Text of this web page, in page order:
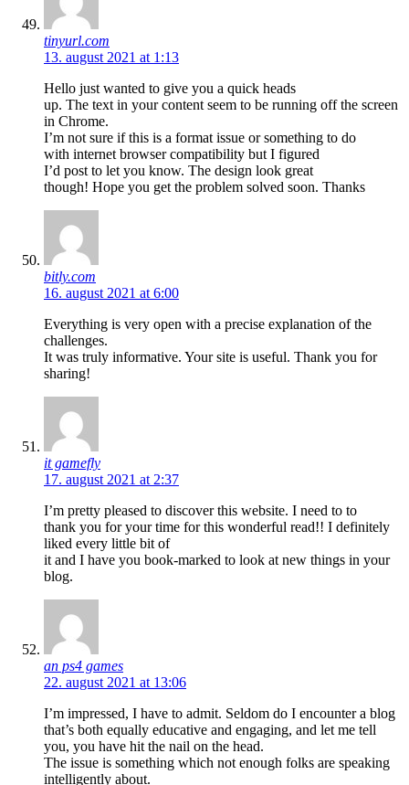
tinyurl.com
13. august 2021 at 1:13
Hello just wanted to give you a quick heads
up. The text in your content seem to be running off the screen
in Chrome.
I’m not sure if this is a format issue or something to do
with internet browser compatibility but I figured
I’d post to let you know. The design look great
though! Hope you get the problem solved soon. Thanks
bitly.com
16. august 2021 at 6:00
Everything is very open with a precise explanation of the
challenges.
It was truly informative. Your site is useful. Thank you for
sharing!
it gamefly
17. august 2021 at 2:37
I’m pretty pleased to discover this website. I need to to
thank you for your time for this wonderful read!! I definitely
liked every little bit of
it and I have you book-marked to look at new things in your
blog.
an ps4 games
22. august 2021 at 13:06
I’m impressed, I have to admit. Seldom do I encounter a blog
that’s both equally educative and engaging, and let me tell
you, you have hit the nail on the head.
The issue is something which not enough folks are speaking
intelligently about.